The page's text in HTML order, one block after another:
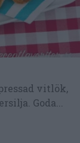
vitlök,
Goda...